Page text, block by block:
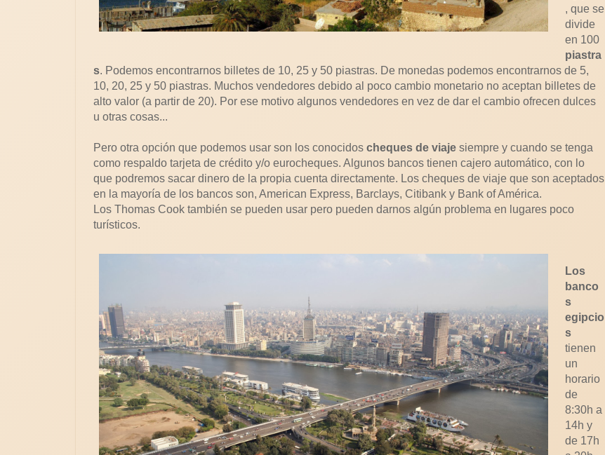
, que se
divide
en 100
piastra
s. Podemos encontrarnos billetes de 10, 25 y 50 piastras. De monedas podemos encontrarnos de 5,
10, 20, 25 y 50 piastras. Muchos vendedores debido al poco cambio monetario no aceptan billetes de
alto valor (a partir de 20). Por ese motivo algunos vendedores en vez de dar el cambio ofrecen dulces
u otras cosas...
Pero otra opción que podemos usar son los conocidos cheques de viaje siempre y cuando se tenga
como respaldo tarjeta de crédito y/o eurocheques. Algunos bancos tienen cajero automático, con lo
que podremos sacar dinero de la propia cuenta directamente. Los cheques de viaje que son aceptados
en la mayoría de los bancos son, American Express, Barclays, Citibank y Bank of América.
Los Thomas Cook también se pueden usar pero pueden darnos algún problema en lugares poco
turísticos.
Los
banco
s
egipcio
s
tienen
un
horario
de
8:30h a
14h y
de 17h